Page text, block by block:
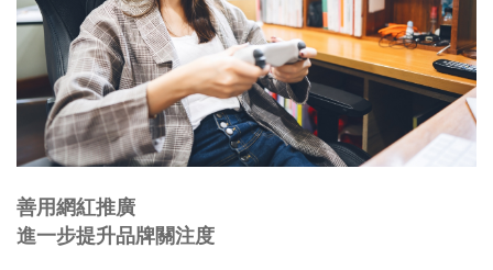
善用網紅推廣
進一步提升品牌關注度